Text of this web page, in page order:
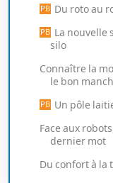
Du roto au
La nouvelle
silo
Connaître la
le bon
Un pôle
Face aux
dernier mot
Du confort à la